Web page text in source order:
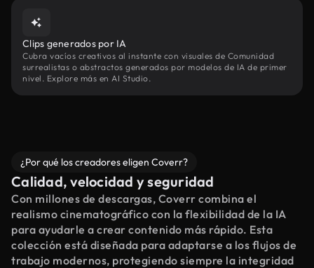
Clips generados por IA
Cubra vacíos creativos al instante con visuales de Comunidad
surrealistas o abstractos generados por modelos de IA de primer
nivel. Explore más en AI Studio.
¿Por qué los creadores eligen Coverr?
Calidad, velocidad y seguridad
Con millones de descargas, Coverr combina el
realismo cinematográfico con la flexibilidad de la IA
para ayudarle a crear contenido más rápido. Esta
colección está diseñada para adaptarse a los flujos de
trabajo modernos, protegiendo siempre la integridad